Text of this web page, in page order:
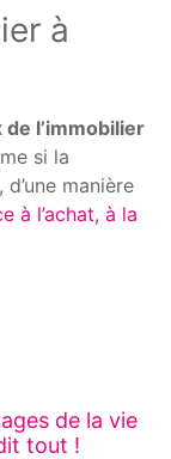
à
de l’immobilier
si la
manière
à l’achat, à la
de la vie
tout !